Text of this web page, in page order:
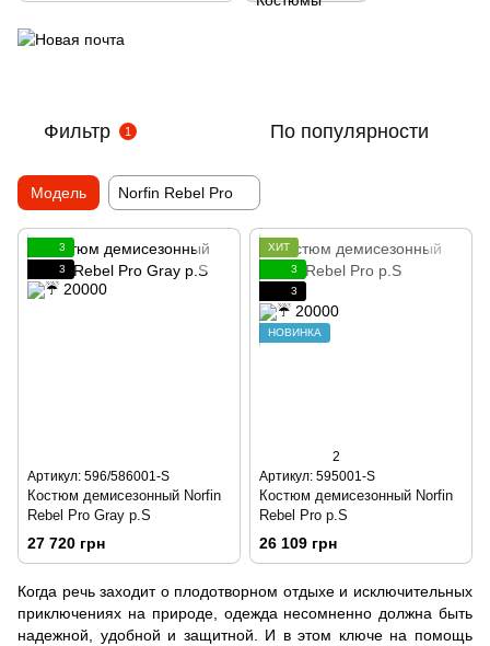
Фильтр 1 По популярности
Модель Norfin Rebel Pro
3
3
Артикул: 596/586001-S
Костюм демисезонный Norfin
Rebel Pro Gray р.S
27 720 грн
ХИТ
3
3
НОВИНКА
2
Артикул: 595001-S
Костюм демисезонный Norfin
Rebel Pro р.S
26 109 грн
Когда речь заходит о плодотворном отдыхе и исключительных
приключениях на природе, одежда несомненно должна быть
надежной, удобной и защитной. И в этом ключе на помощь